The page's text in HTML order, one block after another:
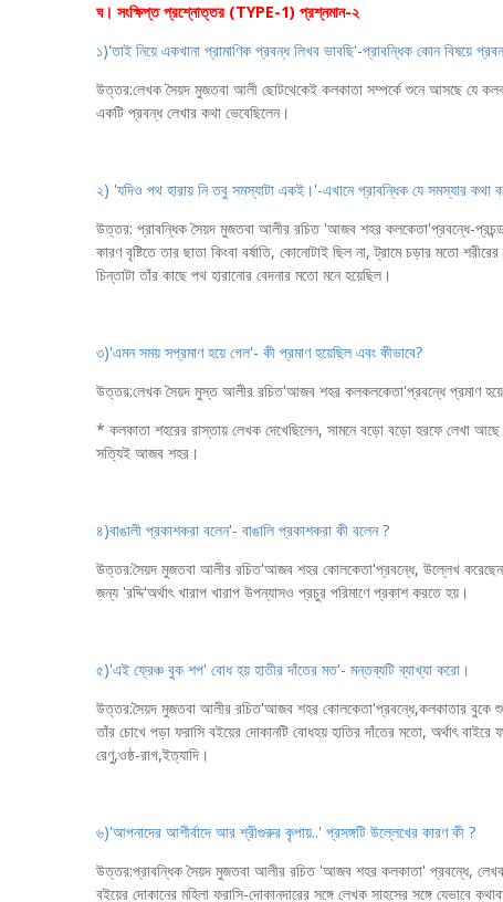
ঘ। সংক্ষিপ্ত প্রশ্নোত্তর (TYPE-1) প্রশ্নমান-২
১)'তাই নিয়ে একখানা প্রামাণিক প্রবন্ধ লিখব ভাবছি'-প্রাবন্ধিক কোন বিষয়ে
উত্তর:লেখক সৈয়দ মুজতবা আলী ছোটথেকেই কলকাতা সম্পর্কে শুনে আসছে যে
একটি প্রবন্ধ লেখার কথা ভেবেছিলেন।
২) 'যদিও পথ হারায় নি তবু সমস্যাটা একই।'-এখানে প্রাবন্ধিক যে সমস্যার কথা
উত্তর: প্রাবন্ধিক সৈয়দ মুজতবা আলীর রচিত 'আজব শহর কলকেতা'প্রবন্ধে-প্রচন্ড
কারণ বৃষ্টিতে তার ছাতা কিংবা বর্ষাতি, কোনোটাই ছিল না, ট্রামে চড়ার মতো
চিন্তাটা তাঁর কাছে পথ হারানোর বেদনার মতো মনে হয়েছিল।
৩)'এমন সময় সপ্রমাণ হয়ে গেল'- কী প্রমাণ হয়েছিল এবং কীভাবে?
উত্তর:লেখক সৈয়দ মুস্ত আলীর রচিত'আজব শহর কলকলকেতা'প্রবন্ধে প্রমাণ
* কলকাতা শহরের রাস্তায় লেখক দেখেছিলেন, সামনে বড়ো বড়ো হরফে লেখা
সত্যিই আজব শহর।
৪)বাঙালী প্রকাশকরা বলেন'- বাঙালি প্রকাশকরা কী বলেন ?
উত্তর:সৈয়দ মুজতবা আলীর রচিত'আজব শহর কোলকেতা'প্রবন্ধে, উল্লেখ করেছেন
জন্য 'রদ্দি'অর্থাৎ খারাপ খারাপ উপন্যাসও প্রচুর পরিমাণে প্রকাশ করতে হয়।
৫)'এই ফ্রেঞ্চ বুক শপ' বোধ হয় হাতীর দাঁতের মত'- মন্তব্যটি ব্যাখ্যা করো।
উত্তর:সৈয়দ মুজতবা আলীর রচিত'আজব শহর কোলকেতা'প্রবন্ধে,কলকাতার বুকে
তাঁর চোখে পড়া ফরাসি বইয়ের দোকানটি বোধহয় হাতির দাঁতের মতো, অর্থাৎ
রেণু,ওষ্ঠ-রাগ,ইত্যাদি।
৬)'আপনাদের আশীর্বাদে আর শ্রীগুরুর কৃপায়..' প্রসঙ্গটি উল্লেখের কারণ কী ?
উত্তর:প্রাবন্ধিক সৈয়দ মুজতবা আলীর রচিত 'আজব শহর কলকাতা' প্রবন্ধে, লেখক
বইয়ের দোকানের মহিলা ফরাসি-দোকানদারের সঙ্গে লেখক সাহসের সঙ্গে যেভাবে